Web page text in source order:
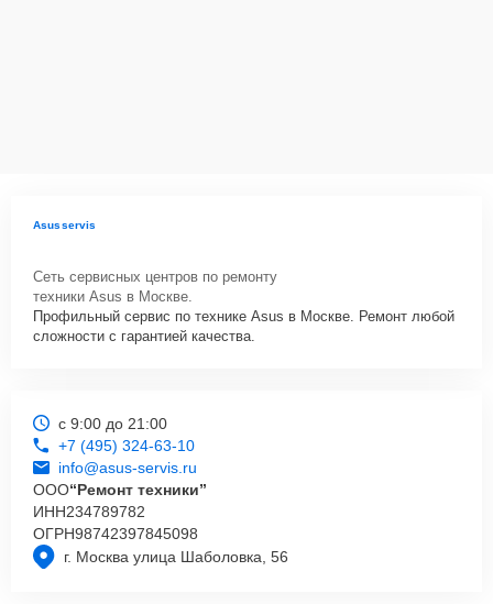
Asusservis
Сеть сервисных центров по ремонту
техники Asus в Москве.
Профильный сервис по технике Asus в Москве. Ремонт любой
сложности с гарантией качества.
г. Москва улица Шаболовка, 56
с 9:00 до 21:00
+7 (495) 324-63-10
info@asus-servis.ru
ООО“Ремонт техники”
ИНН234789782
ОГРН98742397845098